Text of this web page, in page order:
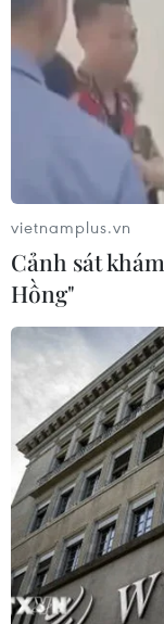
Italy và Hy Lạp
của virus Tây
06/08/2026 13:24
CƠ QUAN CHỦ QUẢN:
Tổng Biên tập:
Phó Tổng Biên
THỦY
Sở hữu trí tuệ
RSS
Ngôn ngữ
vietnamplus.vn
Cảnh sát
Hồng"